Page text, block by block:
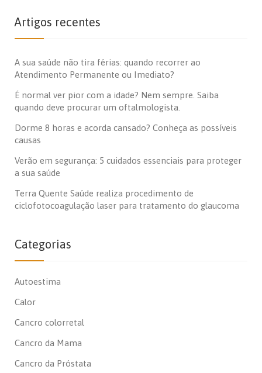
Artigos recentes
A sua saúde não tira férias: quando recorrer ao
Atendimento Permanente ou Imediato?
É normal ver pior com a idade? Nem sempre. Saiba
quando deve procurar um oftalmologista.
Dorme 8 horas e acorda cansado? Conheça as possíveis
causas
Verão em segurança: 5 cuidados essenciais para proteger
a sua saúde
Terra Quente Saúde realiza procedimento de
ciclofotocoagulação laser para tratamento do glaucoma
Categorias
Autoestima
Calor
Cancro colorretal
Cancro da Mama
Cancro da Próstata